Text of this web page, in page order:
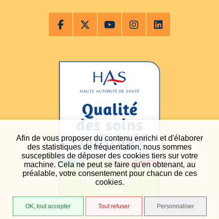
Afin de vous proposer du contenu enrichi et d'élaborer
des statistiques de fréquentation, nous sommes
susceptibles de déposer des cookies tiers sur votre
machine. Cela ne peut se faire qu'en obtenant, au
préalable, votre consentement pour chacun de ces
cookies.
OK, tout accepter Tout refuser Personnaliser